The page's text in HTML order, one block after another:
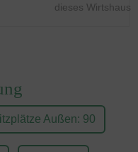
dieses Wirtshaus
Außen: 90